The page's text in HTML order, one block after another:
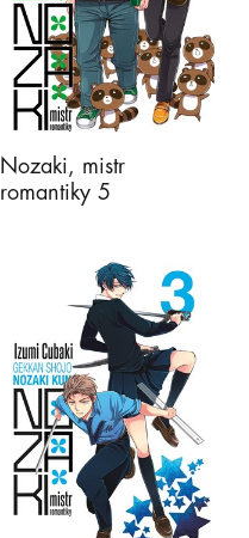
Nozaki, mistr
romantiky 5